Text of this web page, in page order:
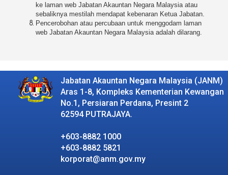
ke laman web Jabatan Akauntan Negara Malaysia atau
sebaliknya mestilah mendapat kebenaran Ketua Jabatan.
Pencerobohan atau percubaan untuk menggodam laman
web Jabatan Akauntan Negara Malaysia adalah dilarang.​
Jabatan Akauntan Negara Malaysia (JANM)
Aras 1-8, Kompleks Kementerian Kewangan
No.1, Persiaran Perdana, Presint 2
62594 PUTRAJAYA.
+603-8882 1000
+603-8882 5821
korporat@anm.gov.my